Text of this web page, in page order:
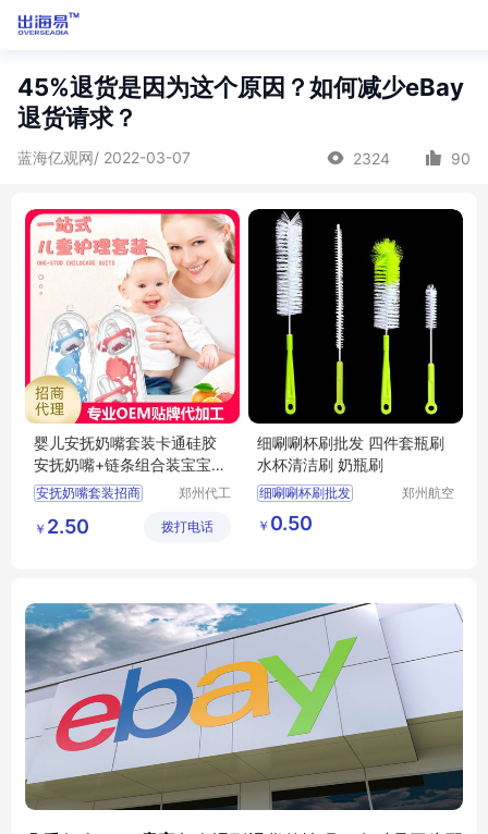
45%退货是因为这个原因？如何减少eBay
退货请求？
蓝海亿观网/ 2022-03-07 2324 90
婴儿安抚奶嘴套装卡通硅胶
安抚奶嘴+链条组合装宝宝安
睡玩嘴招商代理 批发定制
安抚奶嘴套装招商
卡通安抚奶嘴代理
郑州代工
技有限公
￥ 2.50 拨打电话
细唰唰杯刷批发 四件套瓶刷
水杯清洁刷 奶瓶刷
细唰唰杯刷批发
亚马逊四件套瓶刷
水杯清洁刷
郑州航空
￥ 0.50